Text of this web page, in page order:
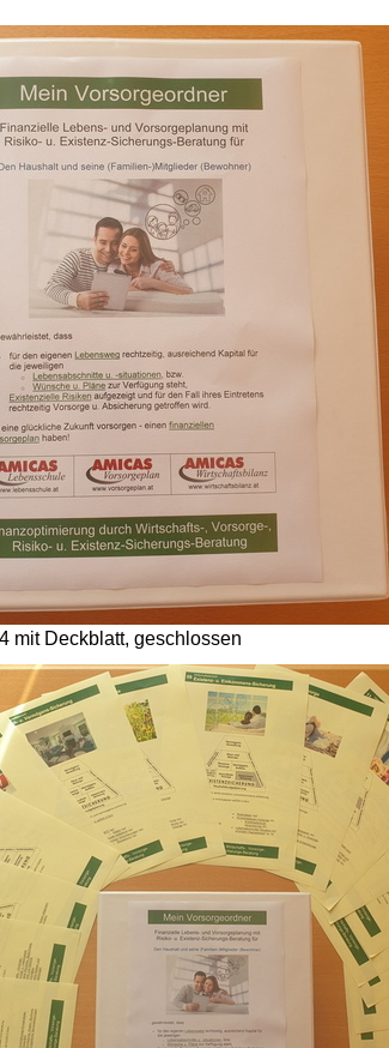
mit Deckblatt, geschlossen